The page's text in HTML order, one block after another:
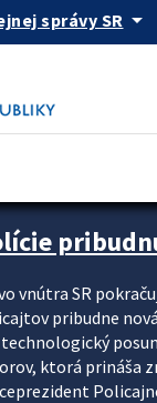
správy SR arrow_drop_down
vnútra SR
pribudne
ktorá prináša